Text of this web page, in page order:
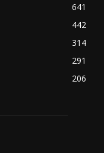
641
442
314
291
206